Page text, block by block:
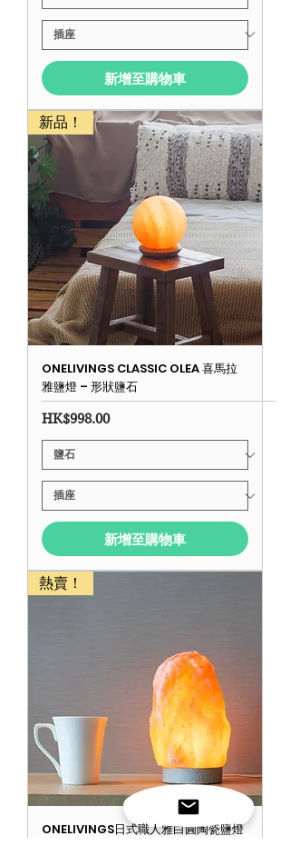
新增至購物車
新品！
ONELIVINGS CLASSIC OLEA 喜馬拉
雅鹽燈 – 形狀鹽石
價格
HK$998.00
新增至購物車
熱賣！
ONELIVINGS日式職人雅白圓陶瓷鹽燈